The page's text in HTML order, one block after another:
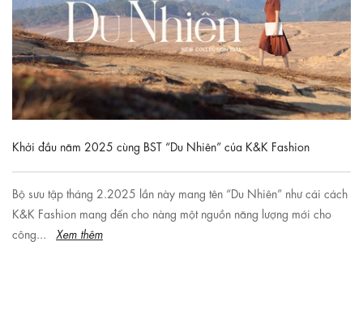
Khởi đầu năm 2025 cùng BST “Du Nhiên” của K&K Fashion
Bộ sưu tập tháng 2.2025 lần này mang tên “Du Nhiên” như cái cách
K&K Fashion mang đến cho nàng một nguồn năng lượng mới cho
công...
Xem thêm